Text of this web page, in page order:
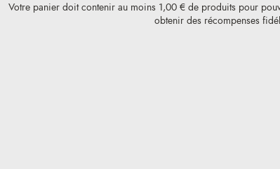
Votre panier doit contenir au moins 1,00 € de produits pour
obtenir des récompenses